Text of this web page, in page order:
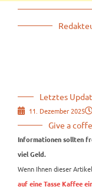
Letztes
11. Dezember 2025
Give a
Informationen sollten
viel Geld.
Wenn Ihnen dieser
auf eine Tasse Kaffee